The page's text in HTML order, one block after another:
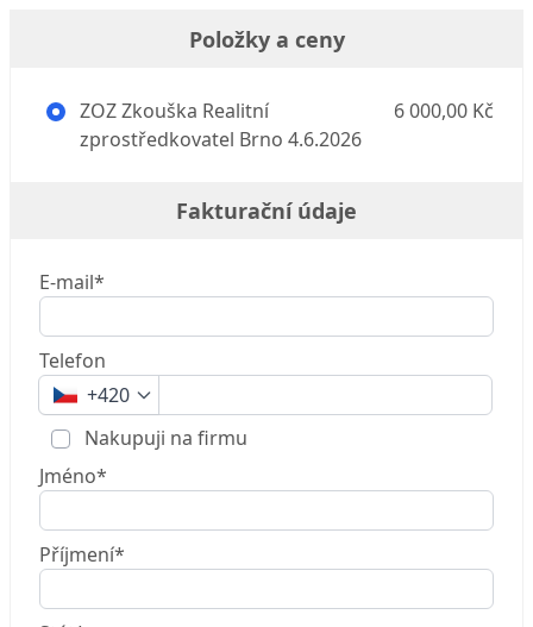
Položky a ceny
ZOZ Zkouška Realitní
zprostředkovatel Brno 4.6.2026
6 000,00 Kč
Fakturační údaje
E-mail*
Telefon
+420
Nakupuji na firmu
Jméno*
Příjmení*